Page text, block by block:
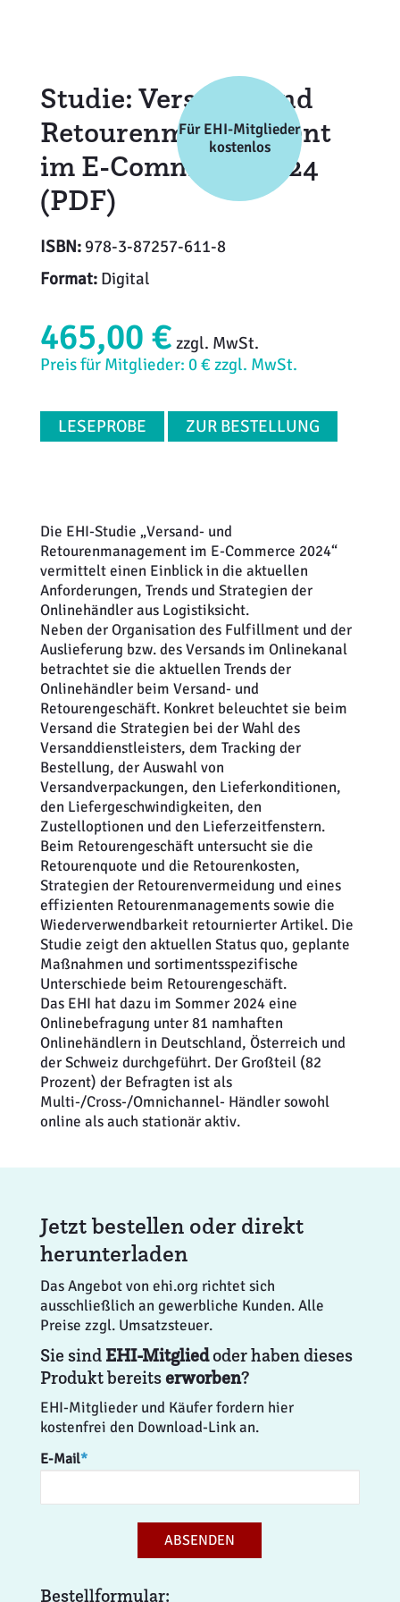
Für EHI-Mitglieder
kostenlos
Studie: Versand- und
Retourenmanagement
im E-Commerce 2024
(PDF)
ISBN:978-3-87257-611-8
Format:Digital
465,00 € zzgl. MwSt.
Preis für Mitglieder: 0 € zzgl. MwSt.
LESEPROBE ZUR BESTELLUNG
Die EHI-Studie „Versand- und
Retourenmanagement im E-Commerce 2024“
vermittelt einen Einblick in die aktuellen
Anforderungen, Trends und Strategien der
Onlinehändler aus Logistiksicht.
Neben der Organisation des Fulfillment und der
Auslieferung bzw. des Versands im Onlinekanal
betrachtet sie die aktuellen Trends der
Onlinehändler beim Versand- und
Retourengeschäft. Konkret beleuchtet sie beim
Versand die Strategien bei der Wahl des
Versanddienstleisters, dem Tracking der
Bestellung, der Auswahl von
Versandverpackungen, den Lieferkonditionen,
den Liefergeschwindigkeiten, den
Zustelloptionen und den Lieferzeitfenstern.
Beim Retourengeschäft untersucht sie die
Retourenquote und die Retourenkosten,
Strategien der Retourenvermeidung und eines
effizienten Retourenmanagements sowie die
Wiederverwendbarkeit retournierter Artikel. Die
Studie zeigt den aktuellen Status quo, geplante
Maßnahmen und sortimentsspezifische
Unterschiede beim Retourengeschäft.
Das EHI hat dazu im Sommer 2024 eine
Onlinebefragung unter 81 namhaften
Onlinehändlern in Deutschland, Österreich und
der Schweiz durchgeführt. Der Großteil (82
Prozent) der Befragten ist als
Multi-/Cross-/Omnichannel- Händler sowohl
online als auch stationär aktiv.
Jetzt bestellen oder direkt
herunterladen
Das Angebot von ehi.org richtet sich
ausschließlich an gewerbliche Kunden. Alle
Preise zzgl. Umsatzsteuer.
Sie sind EHI-Mitgliedoder haben dieses
Produkt bereitserworben?
EHI-Mitglieder und Käufer fordern hier
kostenfrei den Download-Link an.
E-Mail*
ABSENDEN
Bestellformular:
Klima + Energie
Ladenplanung + Einrichtung
Logistik + Verpackung
Marketing
Personal